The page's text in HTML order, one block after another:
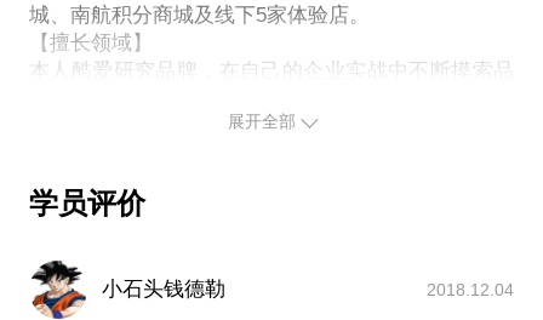
商城、南航积分商城及5家线下体验店，2017年开始
走出北京，拓展全国重点城市。
我热爱品牌并愿意潜心学习与研究，自2009年至今，
的真正路径，在自己企业进行了有效实践， 总结了一
展，得到了企业好评。我多年积累的经验能帮助您在
到盈利模式，从市场竞争中脱颖而出。 我愿意与你分
享的内容包括：
城、南航积分商城及线下5家体验店。
【擅长领域】
本人酷爱研究品牌，在自己的企业实战中不断摸索品
就。团队250人左右，本人有极强的团队管理经验和
结合，积累了打通企业与顾客之间通道的丰富经验，
顾客利益需求链接。能帮助企业减少中间环节，有效
传达信息，间接的节省成本和时间，为企业创造销售
展开全部
学员评价
小石头钱德勒 2018.12.04